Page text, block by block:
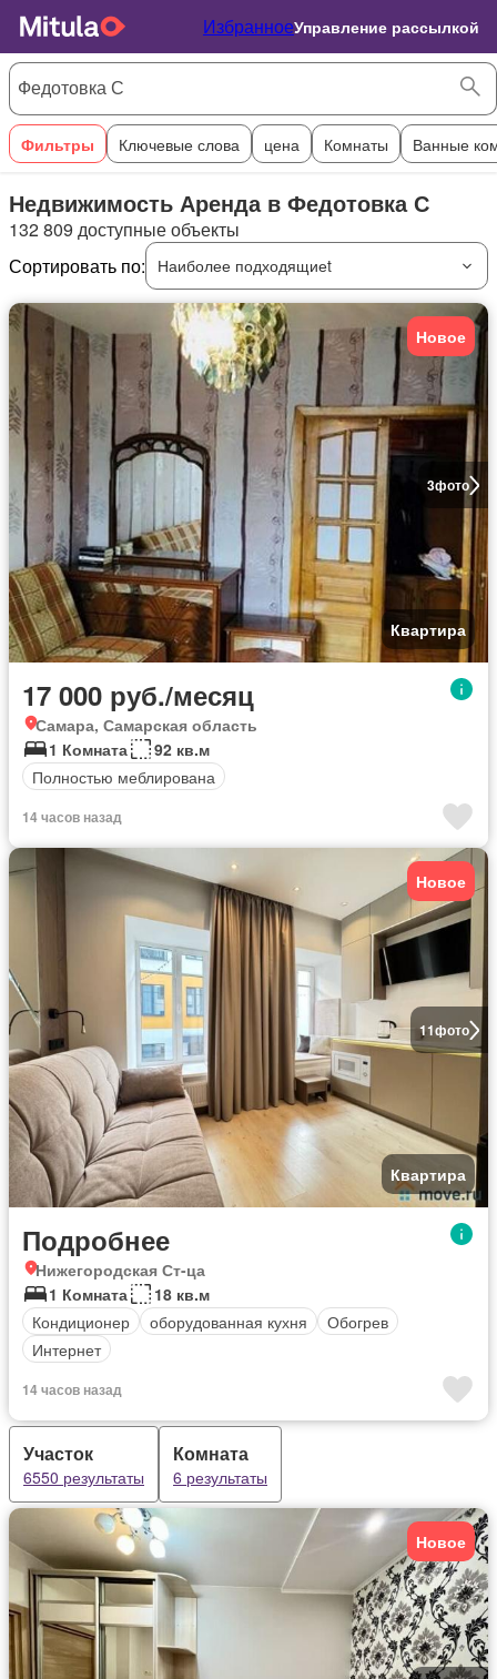
ИзбранноеУправление рассылкой
Фильтры Ключевые слова цена Комнаты Ванные
Недвижимость Аренда в Федотовка С
132 809 доступные объекты
Сортировать по:
Наиболее подходящиеt
3фото
Новое
Квартира
17 000 руб./месяц
Самара, Самарская область
1 Комната
92 кв.м
Полностью меблирована
14 часов назад
11фото
Новое
Квартира
Подробнее
Нижегородская Ст-ца
1 Комната
18 кв.м
Кондиционер
оборудованная кухня
Обогрев
Интернет
14 часов назад
Участок
6550 результаты
Комната
6 результаты
Новое